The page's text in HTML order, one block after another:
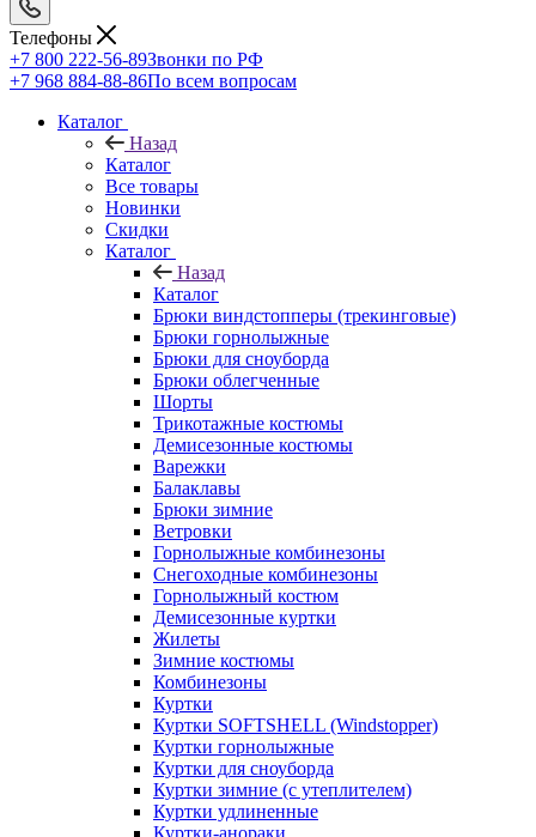
Телефоны
+7 800 222-56-89Звонки по РФ
+7 968 884-88-86По всем вопросам
Каталог
Назад
Каталог
Все товары
Новинки
Скидки
Каталог
Назад
Каталог
Брюки виндстопперы (трекинговые)
Брюки горнолыжные
Брюки для сноуборда
Брюки облегченные
Шорты
Трикотажные костюмы
Демисезонные костюмы
Варежки
Балаклавы
Брюки зимние
Ветровки
Горнолыжные комбинезоны
Снегоходные комбинезоны
Горнолыжный костюм
Демисезонные куртки
Жилеты
Зимние костюмы
Комбинезоны
Куртки
Куртки SOFTSHELL (Windstopper)
Куртки горнолыжные
Куртки для сноуборда
Куртки зимние (с утеплителем)
Куртки удлиненные
Куртки-анораки